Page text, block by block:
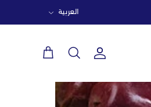
العربية
حساببحث
عربة